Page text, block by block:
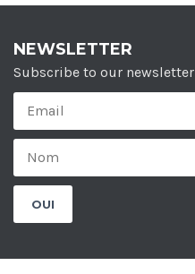
NEWSLETTER
Subscribe to our newsletter